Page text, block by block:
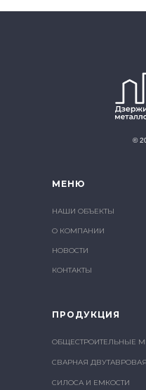
МЕНЮ
КОНТАКТЫ
НОВОСТИ
О КОМПАНИИ
НАШИ ОБЪЕКТЫ
ПРОДУКЦИЯ
СИЛОСА И ЕМКОСТИ
СВАРНАЯ
ОБЩЕСТРОИТЕЛЬНЫЕ
©